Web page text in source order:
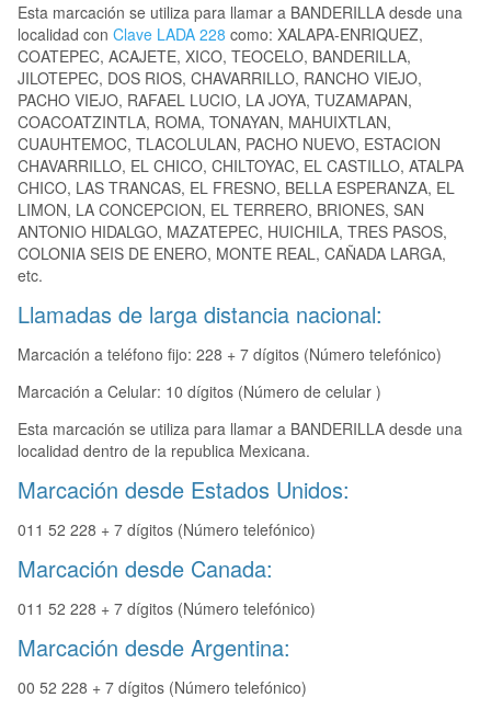
Esta marcación se utiliza para llamar a BANDERILLA desde una
localidad con Clave LADA 228 como: XALAPA-ENRIQUEZ,
COATEPEC, ACAJETE, XICO, TEOCELO, BANDERILLA,
JILOTEPEC, DOS RIOS, CHAVARRILLO, RANCHO VIEJO,
PACHO VIEJO, RAFAEL LUCIO, LA JOYA, TUZAMAPAN,
COACOATZINTLA, ROMA, TONAYAN, MAHUIXTLAN,
CUAUHTEMOC, TLACOLULAN, PACHO NUEVO, ESTACION
CHAVARRILLO, EL CHICO, CHILTOYAC, EL CASTILLO, ATALPA
CHICO, LAS TRANCAS, EL FRESNO, BELLA ESPERANZA, EL
LIMON, LA CONCEPCION, EL TERRERO, BRIONES, SAN
ANTONIO HIDALGO, MAZATEPEC, HUICHILA, TRES PASOS,
COLONIA SEIS DE ENERO, MONTE REAL, CAÑADA LARGA,
etc.
Llamadas de larga distancia nacional:
Marcación a teléfono fijo: 228 + 7 dígitos (Número telefónico)
Marcación a Celular: 10 dígitos (Número de celular )
Esta marcación se utiliza para llamar a BANDERILLA desde una
localidad dentro de la republica Mexicana.
Marcación desde Estados Unidos:
011 52 228 + 7 dígitos (Número telefónico)
Marcación desde Canada:
011 52 228 + 7 dígitos (Número telefónico)
Marcación desde Argentina:
00 52 228 + 7 dígitos (Número telefónico)